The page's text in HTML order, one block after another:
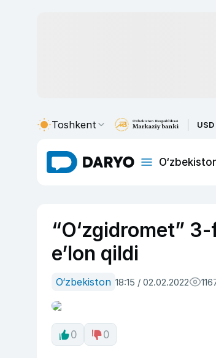
Toshkent USD
“O‘zgidromet”
e’lon qildi
O‘zbekiston 18:15 / 02.02.2022
0 0